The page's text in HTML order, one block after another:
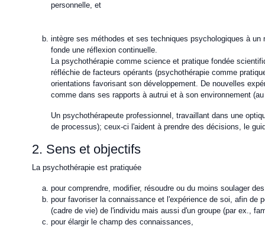
personnelle, et
intègre ses méthodes et ses techniques psychologiques à
fonde une réflexion continuelle.
La psychothérapie comme science et pratique fondée
réfléchie de facteurs opérants (psychothérapie comme
orientations favorisant son développement. De nouvelles
comme dans ses rapports à autrui et à son environnement
Un psychothérapeute professionnel, travaillant dans une
de processus); ceux-ci l'aident à prendre des décisions, le
2. Sens et objectifs
La psychothérapie est pratiquée
pour comprendre, modifier, résoudre ou du moins soulager
pour favoriser la connaissance et l'expérience de soi, afin de
(cadre de vie) de l'individu mais aussi d'un groupe (par ex.,
pour élargir le champ des connaissances,